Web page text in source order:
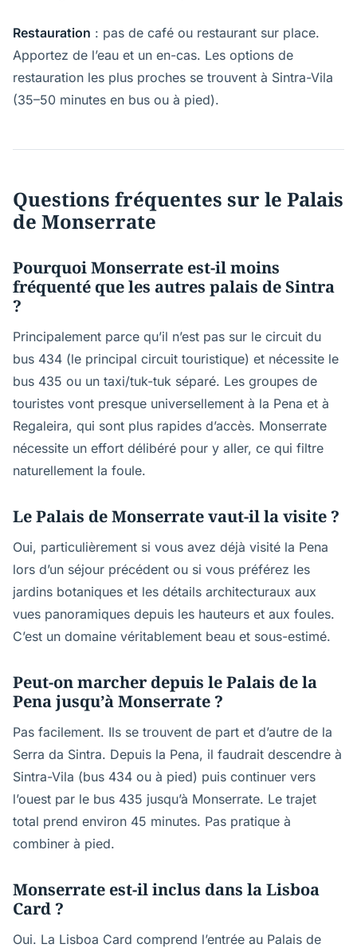
Restauration : pas de café ou restaurant sur place.
Apportez de l’eau et un en-cas. Les options de
restauration les plus proches se trouvent à Sintra-Vila
(35–50 minutes en bus ou à pied).
Questions fréquentes sur le Palais
de Monserrate
Pourquoi Monserrate est-il moins
fréquenté que les autres palais de Sintra
?
Principalement parce qu’il n’est pas sur le circuit du
bus 434 (le principal circuit touristique) et nécessite le
bus 435 ou un taxi/tuk-tuk séparé. Les groupes de
touristes vont presque universellement à la Pena et à
Regaleira, qui sont plus rapides d’accès. Monserrate
nécessite un effort délibéré pour y aller, ce qui filtre
naturellement la foule.
Le Palais de Monserrate vaut-il la visite ?
Oui, particulièrement si vous avez déjà visité la Pena
lors d’un séjour précédent ou si vous préférez les
jardins botaniques et les détails architecturaux aux
vues panoramiques depuis les hauteurs et aux foules.
C’est un domaine véritablement beau et sous-estimé.
Peut-on marcher depuis le Palais de la
Pena jusqu’à Monserrate ?
Pas facilement. Ils se trouvent de part et d’autre de la
Serra da Sintra. Depuis la Pena, il faudrait descendre à
Sintra-Vila (bus 434 ou à pied) puis continuer vers
l’ouest par le bus 435 jusqu’à Monserrate. Le trajet
total prend environ 45 minutes. Pas pratique à
combiner à pied.
Monserrate est-il inclus dans la Lisboa
Card ?
Oui. La Lisboa Card comprend l’entrée au Palais de